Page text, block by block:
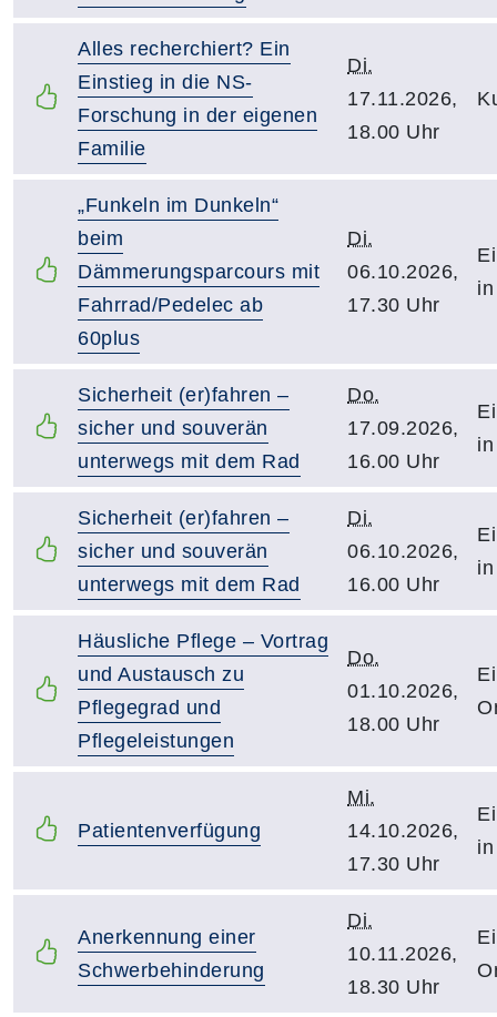
Alles recherchiert? Ein
Einstieg in die NS-
Forschung in der eigenen
Familie
Di.
17.11.2026,
18.00 Uhr
„Funkeln im Dunkeln“
beim
Dämmerungsparcours mit
Fahrrad/Pedelec ab
60plus
Di.
06.10.2026,
17.30 Uhr
Sicherheit (er)fahren –
sicher und souverän
unterwegs mit dem Rad
Do.
17.09.2026,
16.00 Uhr
Sicherheit (er)fahren –
sicher und souverän
unterwegs mit dem Rad
Di.
06.10.2026,
16.00 Uhr
Häusliche Pflege – Vortrag
und Austausch zu
Pflegegrad und
Pflegeleistungen
Do.
01.10.2026,
18.00 Uhr
Patientenverfügung
Mi.
14.10.2026,
17.30 Uhr
Anerkennung einer
Schwerbehinderung
Di.
10.11.2026,
18.30 Uhr